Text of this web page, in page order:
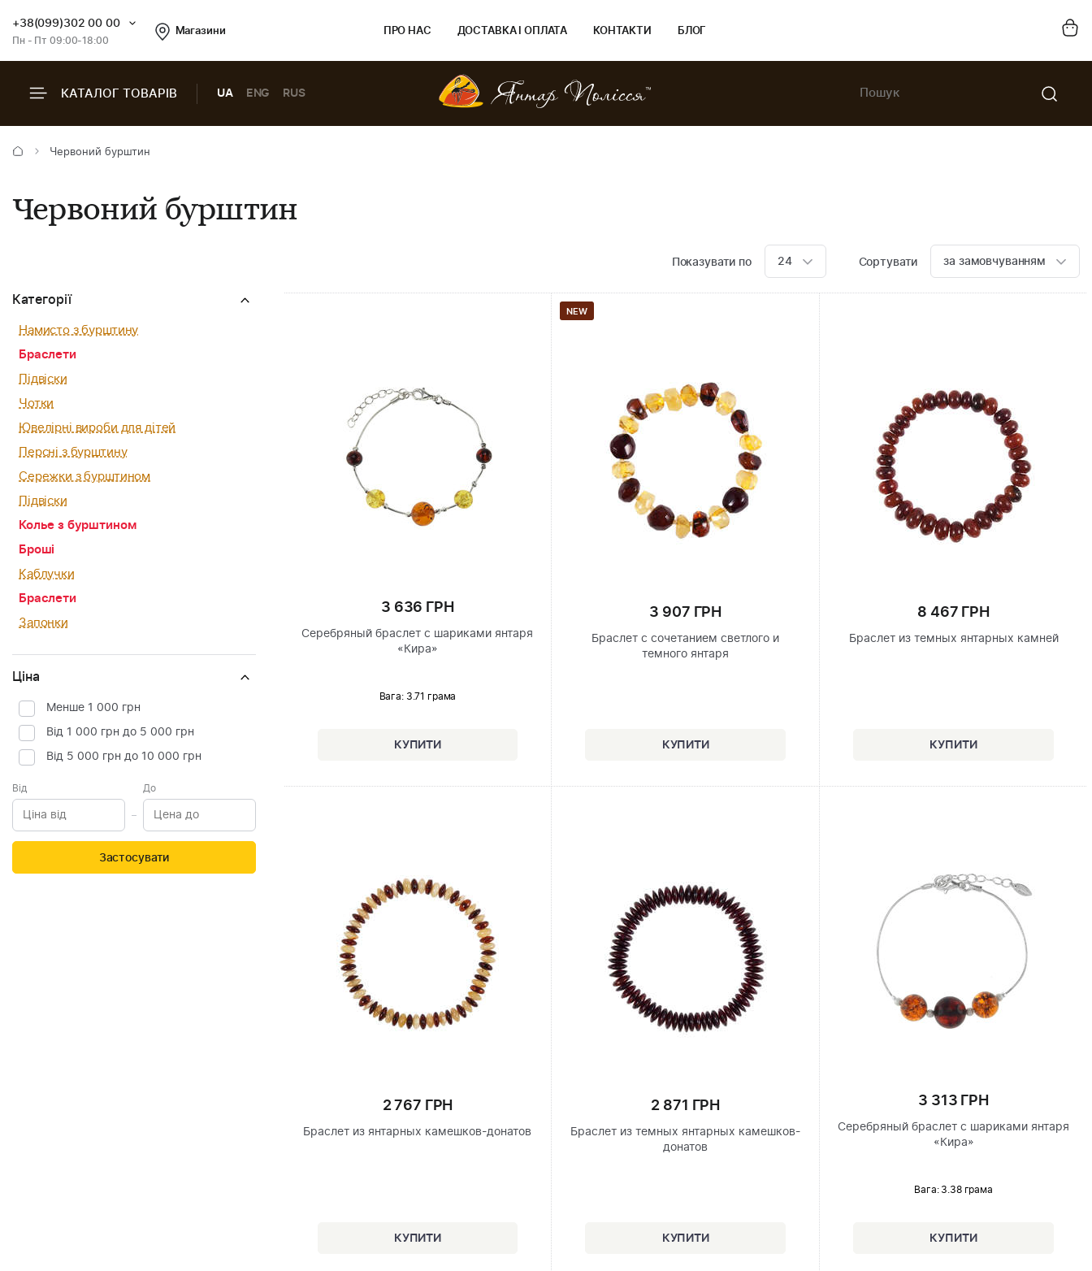
+38(099)302 00 00
Пн - Пт 09:00-18:00
Магазини ПРО НАС ДОСТАВКА І ОПЛАТА КОНТАКТИ БЛОГ
КАТАЛОГ ТОВАРІВ UA ENG RUS
Червоний бурштин
Червоний бурштин
Показувати по 24 Сортувати за замовчуванням
Категорії
Намисто з бурштину
Браслети
Підвіски
Чотки
Ювелірні вироби для дітей
Персні з бурштину
Сережки з бурштином
Підвіски
Колье з бурштином
Броші
Каблучки
Браслети
Запонки
Ціна
Менше 1 000 грн
Від 1 000 грн до 5 000 грн
Від 5 000 грн до 10 000 грн
Від До
Застосувати
3 636 ГРН
Серебряный браслет с шариками янтаря
«Кира»
Вага: 3.71 грама
NEW
3 907 ГРН
Браслет с сочетанием светлого и
темного янтаря
8 467 ГРН
Браслет из темных янтарных камней
2 767 ГРН
Браслет из янтарных камешков-донатов
2 871 ГРН
Браслет из темных янтарных камешков-
донатов
3 313 ГРН
Серебряный браслет с шариками янтаря
«Кира»
Вага: 3.38 грама